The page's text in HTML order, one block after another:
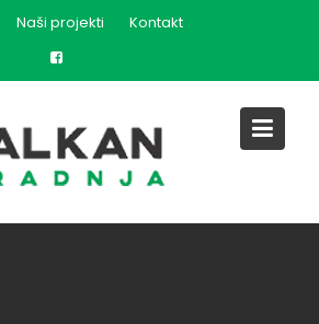
Naši projekti Kontakt